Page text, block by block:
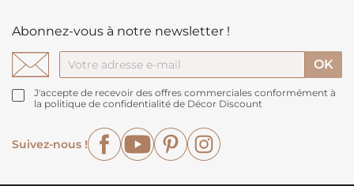
Abonnez-vous à notre newsletter !
J'accepte de recevoir des offres commerciales conformément à
la politique de confidentialité de Décor Discount
Suivez-nous !
FacebookYouTubePinterest